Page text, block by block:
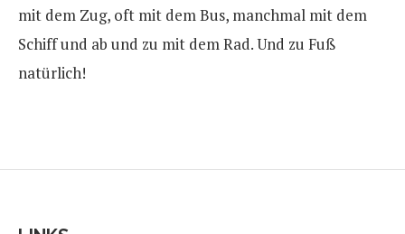
mit dem Zug, oft mit dem Bus, manchmal mit dem
Schiff und ab und zu mit dem Rad. Und zu Fuß
natürlich!